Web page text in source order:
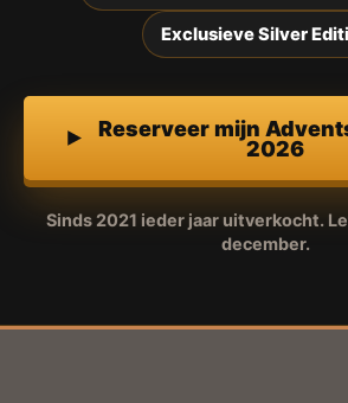
Exclusieve Silver
Reserveer mijn
2026
Sinds 2021 ieder jaar uitverkocht.
december.